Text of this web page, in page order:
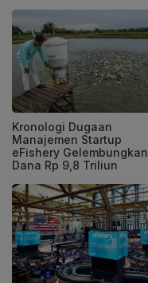
Kronologi Dugaan
Manajemen Startup
eFishery Gelembungkan
Dana Rp 9,8 Triliun